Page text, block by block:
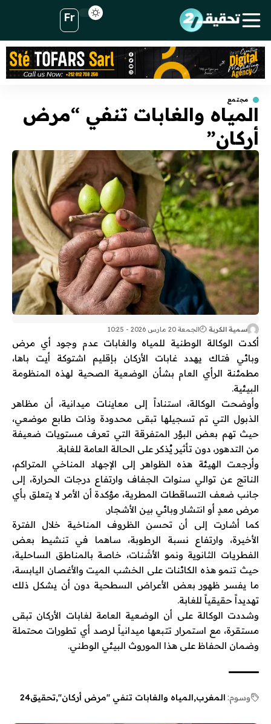
Fr
مجتمع
المياه والغابات تنفي “مرض
أركان”‬
سمية الكربة الجمعة 20 مارس 2026 - 10:25
أكدت الوكالة الوطنية للمياه والغابات عدم وجود أي مرض
وبائي فتاك يهدد غابات الأركان بإقليم اشتوكة أيت باها،
مطمئنة الرأي العام بشأن الوضعية الصحية لهذه المنظومة
البيئية.
وأوضحت الوكالة، استناداً إلى معاينات ميدانية، أن مظاهر
الذبول التي تم تسجيلها تبقى محدودة وذات طابع موضعي،
حيث تهم بعض البؤر المتفرقة التي تعرف مستويات ضعيفة
من التدهور، دون تأثير يُذكر على الحالة العامة للغابة.
وأرجعت الهيئة هذه الظواهر إلى الإجهاد المناخي المتراكم،
الناتج عن توالي سنوات الجفاف وارتفاع درجات الحرارة، إلى
جانب ضعف التساقطات المطرية، مؤكدة أن الأمر لا يتعلق بأي
مرض معدٍ أو انتشار وبائي بين الأشجار.
كما أشارت إلى أن تحسن الظروف المناخية خلال الفترة
الأخيرة، وارتفاع نسبة الرطوبة، ساهما في تنشيط بعض
الفطريات الثانوية ونمو الأشَنات، خاصة بالمناطق الساحلية،
حيث تنمو هذه الكائنات على الخشب الميت والأغصان اليابسة،
ما يفسر ظهور بعض الأعراض السطحية دون أن يشكل ذلك
تهديداً حقيقياً للغابة.
وشددت الوكالة على أن الوضعية العامة لغابات الأركان تبقى
مستقرة، مع استمرار تتبعها ميدانياً لرصد أي تطورات محتملة
وضمان الحفاظ على هذا الموروث البيئي الوطني.
وسوم: المغرب المياه والغابات تنفي "مرض أركان"‬ تحقيق24